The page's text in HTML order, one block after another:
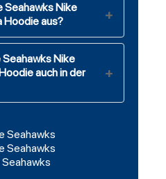
Nike
Hoodie aus?
Nike
auch in der
Seahawks
Seahawks